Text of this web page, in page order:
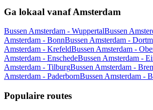
Ga lokaal vanaf Amsterdam
Bussen Amsterdam - WuppertalBussen
Amsterdam - BonnBussen Amsterdam -
Amsterdam - KrefeldBussen Amsterdam -
Amsterdam - EnschedeBussen Amsterdam -
Amsterdam - TilburgBussen Amsterdam -
Amsterdam - PaderbornBussen Amsterdam -
Populaire routes